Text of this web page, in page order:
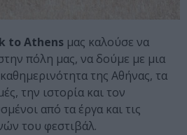
to Athens μας καλούσε να
πόλη μας, να δούμε με μια
της Αθήνας, τα
την ιστορία και τον
από τα έργα και τις
του φεστιβάλ.